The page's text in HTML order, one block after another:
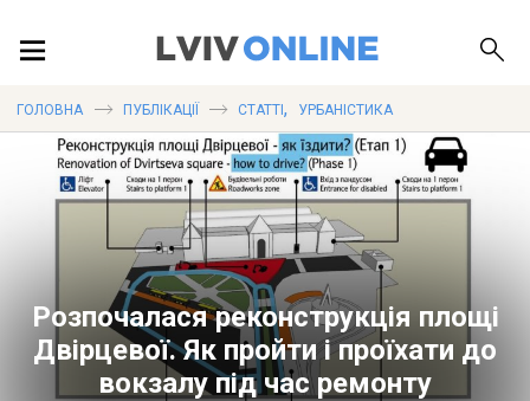
ЛОКАЦІЇ
ПУБЛІКАЦІЇ
ГОЛОВНА ПУБЛІКАЦІЇ СТАТТІ, УРБАНІСТИКА
Розпочалася реконструкція площі
Двірцевої. Як пройти і проїхати до
вокзалу під час ремонту